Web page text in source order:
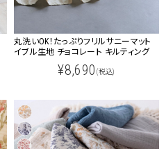
丸洗いOK！たっぷりフリルサニーマット
イブル生地 チョコレート キルティング
¥8,690 (税込)